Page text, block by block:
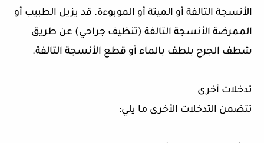
الأنسجة التالفة أو الميتة أو الموبوءة. قد يزيل الطبيب أو
الممرضة الأنسجة التالفة (تنظيف جراحي) عن طريق
شطف الجرح بلطف بالماء أو قطع الأنسجة التالفة.
تدخلات أخرى
تتضمن التدخلات الأخرى ما يلي: